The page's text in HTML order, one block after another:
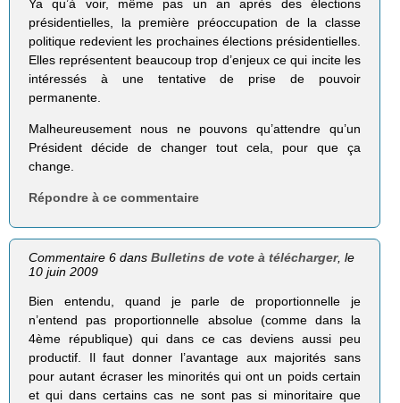
Ya qu’à voir, même pas un an après des élections
présidentielles, la première préoccupation de la classe
politique redevient les prochaines élections présidentielles.
Elles représentent beaucoup trop d’enjeux ce qui incite les
intéressés à une tentative de prise de pouvoir
permanente.
Malheureusement nous ne pouvons qu’attendre qu’un
Président décide de changer tout cela, pour que ça
change.
Répondre à ce commentaire
Commentaire 6 dansBulletins de vote à télécharger, le
10 juin 2009
Bien entendu, quand je parle de proportionnelle je
n’entend pas proportionnelle absolue (comme dans la
4ème république) qui dans ce cas deviens aussi peu
productif. Il faut donner l’avantage aux majorités sans
pour autant écraser les minorités qui ont un poids certain
et qui dans certains cas ne sont pas si minoritaire que